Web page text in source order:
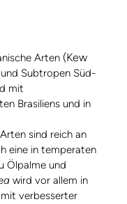
Arten (Kew
Subtropen Süd-
mit
Brasiliens und in
sind reich an
eine in temperaten
Ölpalme und
wird vor allem in
verbesserter